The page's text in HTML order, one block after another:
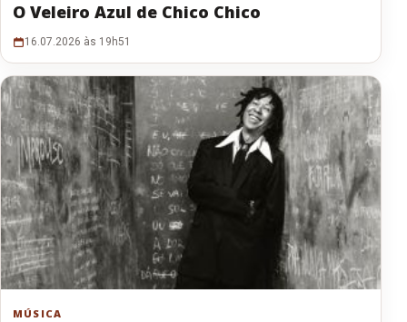
O Veleiro Azul de Chico Chico
16.07.2026 às 19h51
MÚSICA